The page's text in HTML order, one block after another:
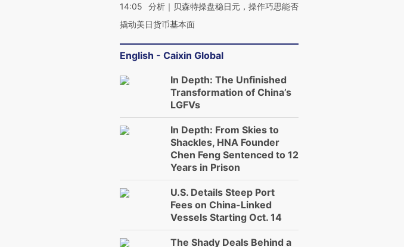
14:05
分析｜贝森特操盘稳日元，操作巧思能否
撬动美日货币基本面
English - Caixin Global
In Depth: The Unfinished
Transformation of China’s
LGFVs
In Depth: From Skies to
Shackles, HNA Founder
Chen Feng Sentenced to 12
Years in Prison
U.S. Details Steep Port
Fees on China-Linked
Vessels Starting Oct. 14
The Shady Deals Behind a